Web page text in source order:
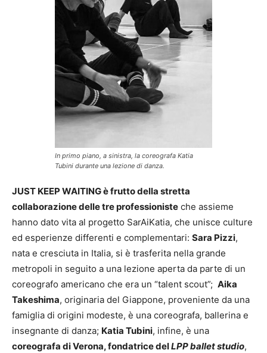
In primo piano, a sinistra, la coreografa Katia
Tubini durante una lezione di danza.
JUST KEEP WAITING è frutto della stretta
collaborazione delle tre professioniste che assieme
hanno dato vita al progetto SarAiKatia, che unisce culture
ed esperienze differenti e complementari: Sara Pizzi,
nata e cresciuta in Italia, si è trasferita nella grande
metropoli in seguito a una lezione aperta da parte di un
coreografo americano che era un “talent scout”; Aika
Takeshima, originaria del Giappone, proveniente da una
famiglia di origini modeste, è una coreografa, ballerina e
insegnante di danza; Katia Tubini, infine, è una
coreografa di Verona, fondatrice delLPP ballet studio,